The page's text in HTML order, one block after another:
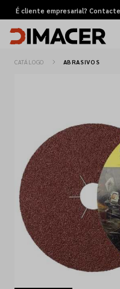
É cliente empresarial?
Retomas
Pedidos de cotação
Marcas
Favoritos
CATÁLOGO ABRASIVOS